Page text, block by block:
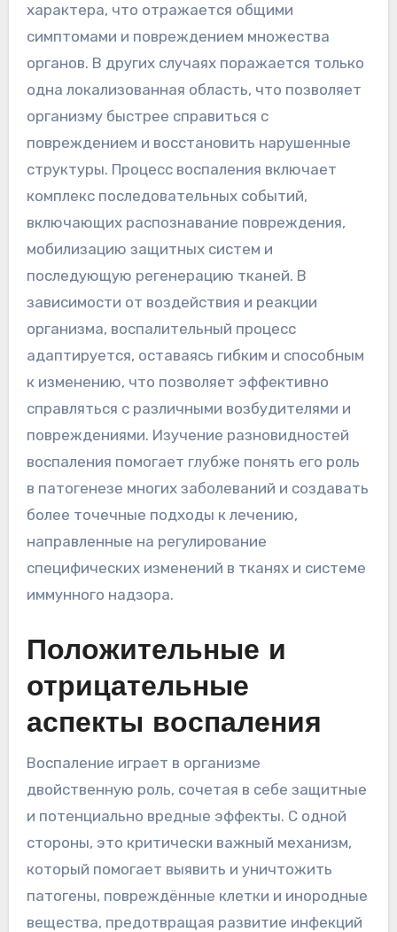
характера, что отражается общими
симптомами и повреждением множества
органов. В других случаях поражается только
одна локализованная область, что позволяет
организму быстрее справиться с
повреждением и восстановить нарушенные
структуры. Процесс воспаления включает
комплекс последовательных событий,
включающих распознавание повреждения,
мобилизацию защитных систем и
последующую регенерацию тканей. В
зависимости от воздействия и реакции
организма, воспалительный процесс
адаптируется, оставаясь гибким и способным
к изменению, что позволяет эффективно
справляться с различными возбудителями и
повреждениями. Изучение разновидностей
воспаления помогает глубже понять его роль
в патогенезе многих заболеваний и создавать
более точечные подходы к лечению,
направленные на регулирование
специфических изменений в тканях и системе
иммунного надзора.
Положительные и
отрицательные
аспекты воспаления
Воспаление играет в организме
двойственную роль, сочетая в себе защитные
и потенциально вредные эффекты. С одной
стороны, это критически важный механизм,
который помогает выявить и уничтожить
патогены, повреждённые клетки и инородные
вещества, предотвращая развитие инфекций